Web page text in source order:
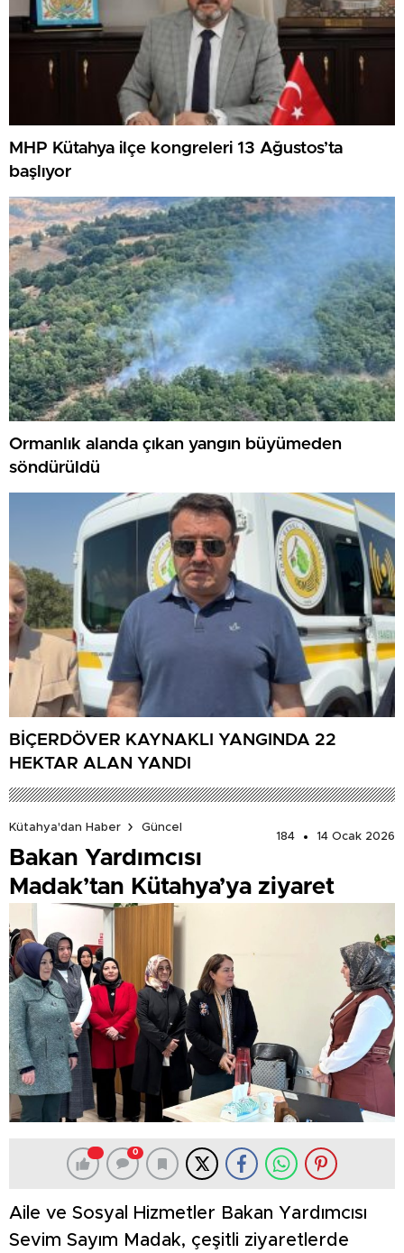
MHP Kütahya ilçe kongreleri 13 Ağustos’ta
başlıyor
Ormanlık alanda çıkan yangın büyümeden
söndürüldü
BİÇERDÖVER KAYNAKLI YANGINDA 22
HEKTAR ALAN YANDI
Kütahya'dan Haber
Güncel
184
14 Ocak 2026
Bakan Yardımcısı
Madak’tan Kütahya’ya ziyaret
0
Aile ve Sosyal Hizmetler Bakan Yardımcısı
Sevim Sayım Madak, çeşitli ziyaretlerde